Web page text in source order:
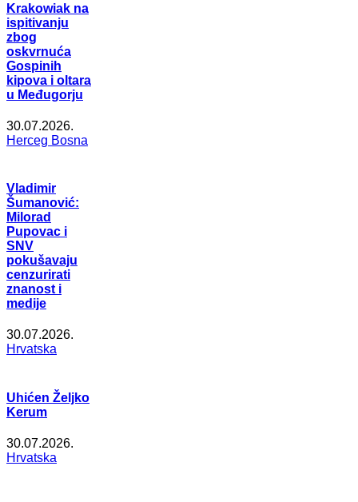
Krakowiak na
ispitivanju
zbog
oskvrnuća
Gospinih
kipova i oltara
u Međugorju
30.07.2026.
Herceg Bosna
Vladimir
Šumanović:
Milorad
Pupovac i
SNV
pokušavaju
cenzurirati
znanost i
medije
30.07.2026.
Hrvatska
Uhićen Željko
Kerum
30.07.2026.
Hrvatska